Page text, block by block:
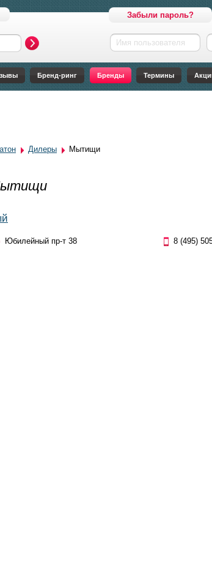
Забыли пароль?
Имя пользователя
Бренд-ринг Бренды Термины
Дилеры Мытищи
Юбилейный пр-т 38 8 (495)